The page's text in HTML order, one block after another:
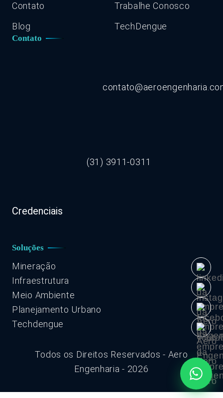
Contato
Trabalhe Conosco
Blog
TechDengue
Contato
(31) 3911-0311
Credenciais
Soluções
Mineração
Infraestrutura
Meio Ambiente
Planejamento Urbano
Techdengue
Todos os Direitos Reservados - Aero
Engenharia - 2026